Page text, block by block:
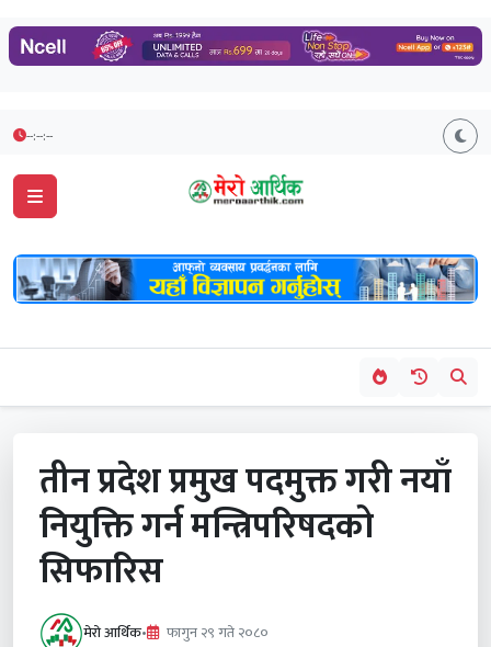
--:--:--
तीन प्रदेश प्रमुख पदमुक्त गरी नयाँ
नियुक्ति गर्न मन्त्रिपरिषदको
सिफारिस
मेरो आर्थिक• फागुन २९ गते २०८०